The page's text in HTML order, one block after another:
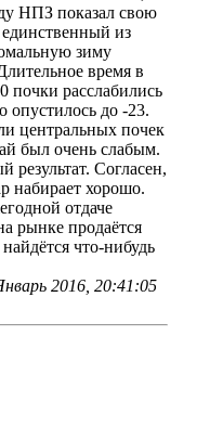
НПЗ показал свою
из
зиму
время в
почки расслабились
опустилось до -23.
центральных почек
был очень слабым.
Согласен,
набирает хорошо.
отдаче
рынке продаётся
что-нибудь
2016, 20:41:05